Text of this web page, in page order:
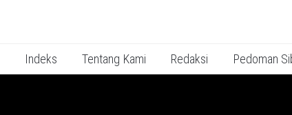
Indeks Tentang Kami Redaksi Pedoman